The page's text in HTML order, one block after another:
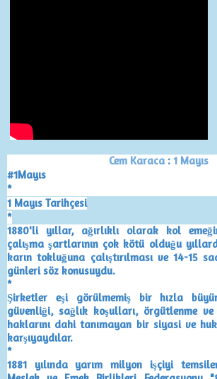
Cem Karaca: 1 Mayıs
#1Mayıs
*
1 Mayıs Tarihçesi
*
1880'li yıllar, ağırlıklı olarak kol
çalışma şartlarının çok kötü olduğu
karın tokluğuna çalıştırılması ve 14-15
günleri söz konusuydu.
*
Şirketler eşi görülmemiş bir hızla
güvenliği, sağlık koşulları, örgütlenme
haklarını dahi tanımayan bir siyasi ve
karşıyaydılar.
*
1881 yılında yarım milyon işçiyi